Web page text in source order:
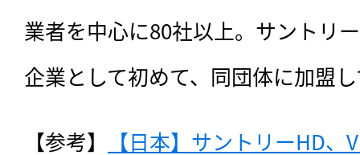
業者を中心に80社以上。サントリ
企業として初めて、同団体に加盟
【参考】
【日本】サントリーHD